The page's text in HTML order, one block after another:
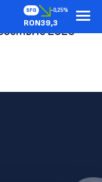
SFG -0,25%
RON39,3
2020